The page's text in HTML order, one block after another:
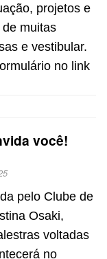
projetos e
muitas
e vestibular.
no link
você!
pelo Clube de
Osaki,
voltadas
no